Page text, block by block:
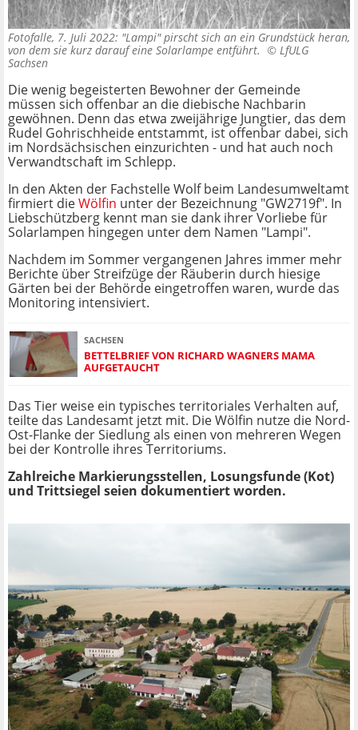
Fotofalle, 7. Juli 2022: "Lampi" pirscht sich an ein Grundstück heran,
von dem sie kurz darauf eine Solarlampe entführt. © LfULG
Sachsen
Die wenig begeisterten Bewohner der Gemeinde
müssen sich offenbar an die diebische Nachbarin
gewöhnen. Denn das etwa zweijährige Jungtier, das dem
Rudel Gohrischheide entstammt, ist offenbar dabei, sich
im Nordsächsischen einzurichten - und hat auch noch
Verwandtschaft im Schlepp.
In den Akten der Fachstelle Wolf beim Landesumweltamt
firmiert dieWölfin unter der Bezeichnung "GW2719f". In
Liebschützberg kennt man sie dank ihrer Vorliebe für
Solarlampen hingegen unter dem Namen "Lampi".
Nachdem im Sommer vergangenen Jahres immer mehr
Berichte über Streifzüge der Räuberin durch hiesige
Gärten bei der Behörde eingetroffen waren, wurde das
Monitoring intensiviert.
SACHSEN
BETTELBRIEF VON RICHARD WAGNERS MAMA
AUFGETAUCHT
Das Tier weise ein typisches territoriales Verhalten auf,
teilte das Landesamt jetzt mit. Die Wölfin nutze die Nord-
Ost-Flanke der Siedlung als einen von mehreren Wegen
bei der Kontrolle ihres Territoriums.
Zahlreiche Markierungsstellen, Losungsfunde (Kot)
und Trittsiegel seien dokumentiert worden.